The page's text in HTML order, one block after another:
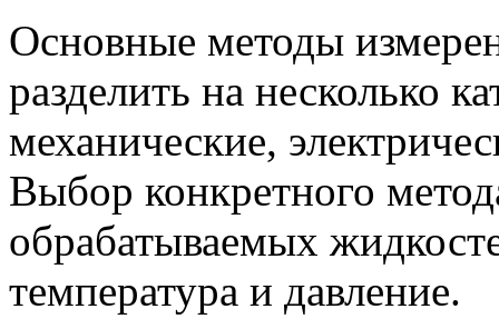
Основные методы
разделить на несколько
механические,
Выбор конкретного
обрабатываемых
температура и давление.